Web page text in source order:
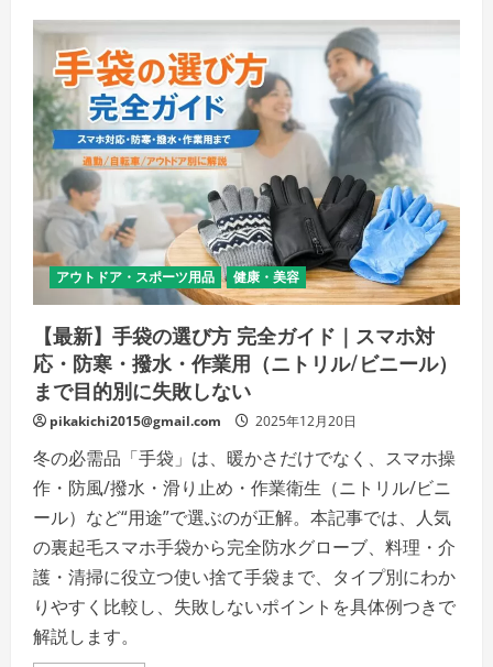
ー
アウトドア・スポーツ用品 健康・美容
【最新】手袋の選び方 完全ガイド｜スマホ対
応・防寒・撥水・作業用（ニトリル/ビニール）
まで目的別に失敗しない
pikakichi2015@gmail.com 2025年12月20日
冬の必需品「手袋」は、暖かさだけでなく、スマホ操
作・防風/撥水・滑り止め・作業衛生（ニトリル/ビニ
ール）など“用途”で選ぶのが正解。本記事では、人気
の裏起毛スマホ手袋から完全防水グローブ、料理・介
護・清掃に役立つ使い捨て手袋まで、タイプ別にわか
りやすく比較し、失敗しないポイントを具体例つきで
解説します。